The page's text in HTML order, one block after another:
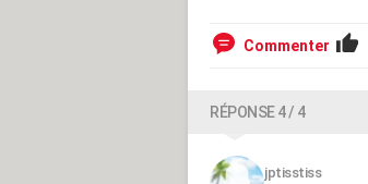
Commenter
RÉPONSE 4 / 4
jptisstiss